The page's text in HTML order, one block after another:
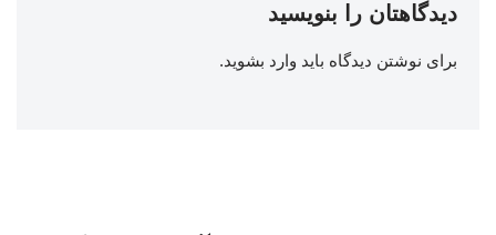
دیدگاهتان را بنویسید
برای نوشتن دیدگاه باید وارد بشوید.